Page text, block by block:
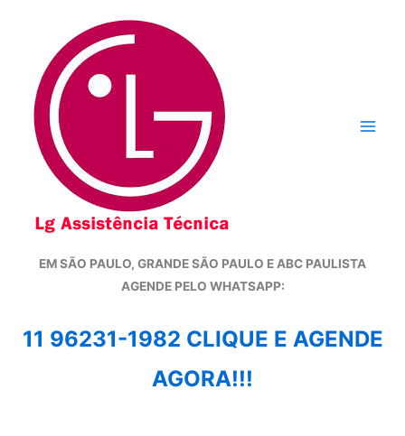
conteúdo
EM SÃO PAULO, GRANDE SÃO PAULO E ABC PAULISTA
AGENDE PELO WHATSAPP:
11 96231-1982 CLIQUE E AGENDE
AGORA!!!